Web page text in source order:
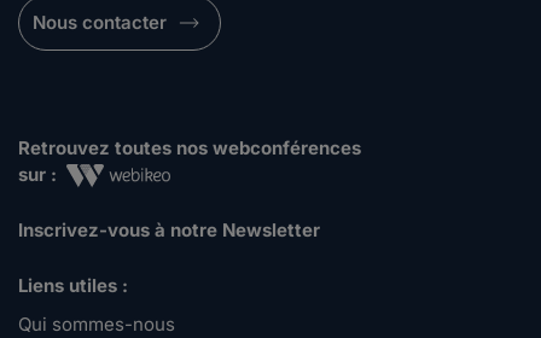
Nous contacter
Retrouvez toutes nos webconférences
sur :
Inscrivez-vous à notre Newsletter
Liens utiles :
Qui sommes-nous